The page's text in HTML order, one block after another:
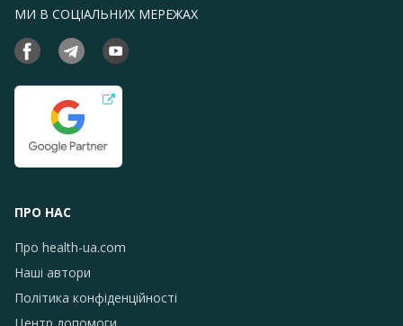
МИ В СОЦІАЛЬНИХ МЕРЕЖАХ
ПРО НАС
Про health-ua.com
Наші автори
Політика конфіденційності